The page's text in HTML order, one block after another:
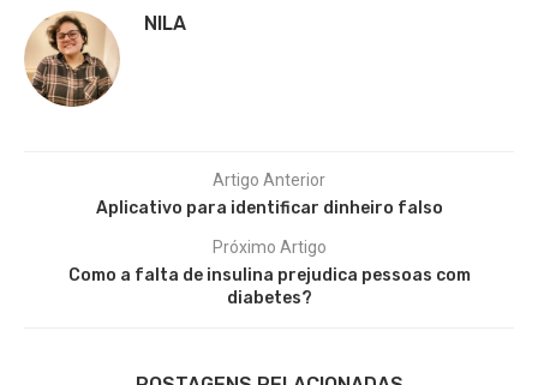
NILA
Artigo Anterior
Aplicativo para identificar dinheiro falso
Próximo Artigo
Como a falta de insulina prejudica pessoas com
diabetes?